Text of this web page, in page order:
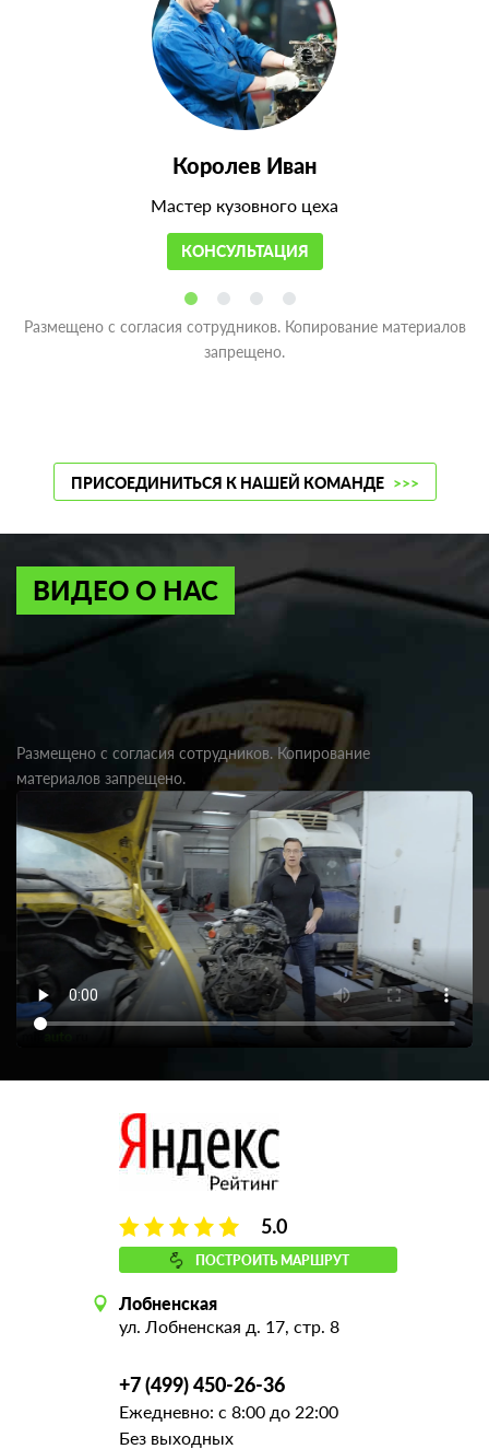
Королев Иван
Мастер кузовного цеха
КОНСУЛЬТАЦИЯ
Размещено с согласия сотрудников. Копирование материалов
запрещено.
ПРИСОЕДИНИТЬСЯ К НАШЕЙ КОМАНДЕ >>>
ВИДЕО О НАС
Размещено с согласия сотрудников. Копирование
материалов запрещено.
5.0
ПОСТРОИТЬ МАРШРУТ
Лобненская
ул. Лобненская д. 17, стр. 8
+7 (499) 450-26-36
Ежедневно: с 8:00 до 22:00
Без выходных